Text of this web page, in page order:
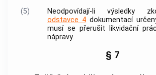
(5)
Neodpovídají-li výsledky
odstavce 4dokumentací
musí se přerušit likvidační
nápravy.
§ 7